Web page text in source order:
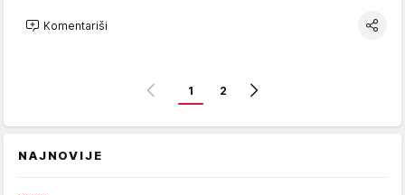
Komentariši
1 2
NAJNOVIJE